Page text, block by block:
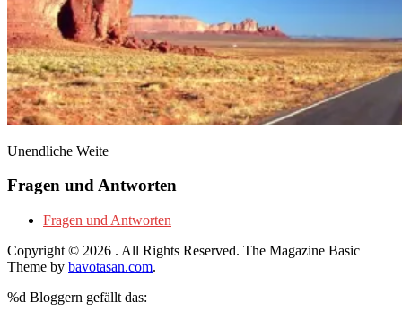
Unendliche Weite
Fragen und Antworten
Fragen und Antworten
Copyright © 2026 . All Rights Reserved. The Magazine Basic
Theme by bavotasan.com.
%d Bloggern gefällt das: